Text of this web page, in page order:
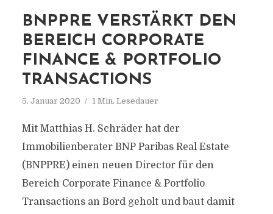
BNPPRE VERSTÄRKT DEN
BEREICH CORPORATE
FINANCE & PORTFOLIO
TRANSACTIONS
5. Januar 2020 1 Min. Lesedauer
Mit Matthias H. Schräder hat der
Immobilienberater BNP Paribas Real Estate
(BNPPRE) einen neuen Director für den
Bereich Corporate Finance & Portfolio
Transactions an Bord geholt und baut damit